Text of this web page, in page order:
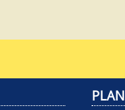
PLAN